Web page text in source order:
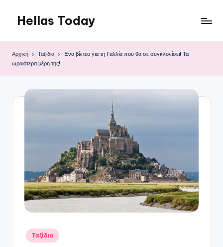
Μετάβαση
περιεχόμενο
Hellas Today
Αρχική Ταξίδια
Ένα βίντεο για τη Γαλλία που θα σε συγκλονίσει! Τα
ωραιότερα μέρη της!
Αναρτήθηκε
σε
Ταξίδια